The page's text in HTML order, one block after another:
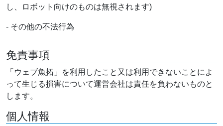
し、ロボット向けのものは無視されます)
- その他の不法行為
免責事項
「ウェブ魚拓」を利用したこと又は利用できないことによ
って生じる損害について運営会社は責任を負わないものと
します。
個人情報